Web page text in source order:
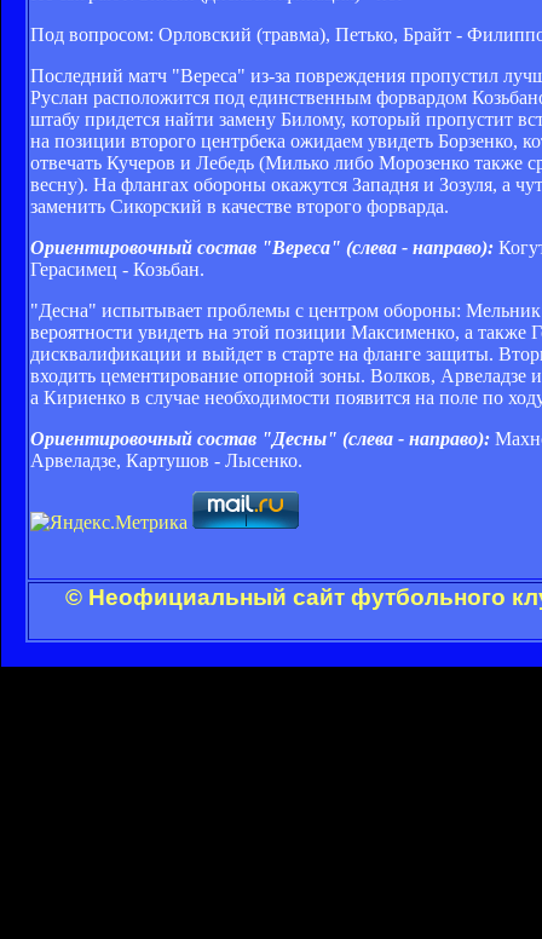
Под вопросом: Орловский (травма), Петько, Брайт -
Последний матч "Вереса" из-за повреждения пропустил
Руслан расположится под единственным форвардом
штабу придется найти замену Билому, который пропустит
на позиции второго центрбека ожидаем увидеть Борзенко,
отвечать Кучеров и Лебедь (Милько либо Морозенко также
весну). На флангах обороны окажутся Западня и Зозуля, а
заменить Сикорский в качестве второго форварда.
Ориентировочный состав "Вереса" (слева - направо):
Герасимец - Козьбан.
"Десна" испытывает проблемы с центром обороны:
вероятности увидеть на этой позиции Максименко, а
дисквалификации и выйдет в старте на фланге защиты.
входить цементирование опорной зоны. Волков,
а Кириенко в случае необходимости появится на поле по
Ориентировочный состав "Десны" (слева - направо):
Арвеладзе, Картушов - Лысенко.
© Неофициальный сайт футбольного